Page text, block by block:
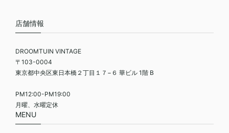
店舗情報
DROOMTUIN VINTAGE
〒103-0004
東京都中央区東日本橋２丁目１７−６ 華ビル 1階 B
PM12:00-PM19:00
月曜、水曜定休
MENU